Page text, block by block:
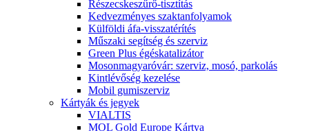
Részecskeszűrő-tisztítás
Kedvezményes szaktanfolyamok
Külföldi áfa-visszatérítés
Műszaki segítség és szerviz
Green Plus égéskatalizátor
Mosonmagyaróvár: szerviz, mosó, parkolás
Kintlévőség kezelése
Mobil gumiszerviz
Kártyák és jegyek
VIALTIS
MOL Gold Europe Kártya